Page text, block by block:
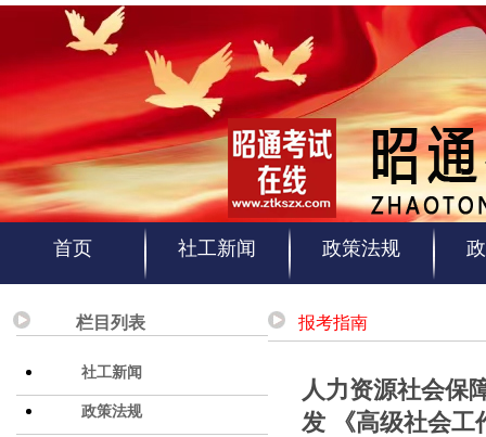
首页 社工新闻 政策法规
栏目列表
社工新闻
政策法规
报考指南
人力资源社会保
发 《高级社会工